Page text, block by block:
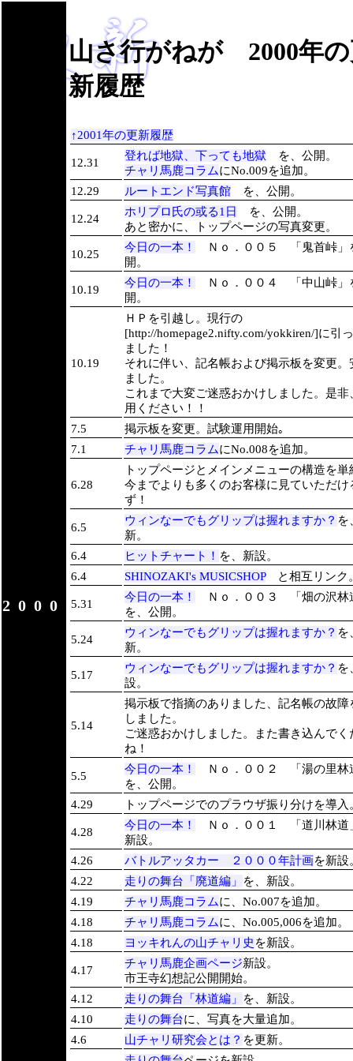
2000
山さ行がねが 2000年
新履歴
↑2001年の更新履歴
12.31
登れば地獄、下っても地獄 を、公開。
チャリ馬鹿コラムにNo.009を追加。
12.29
ルートエンド写真館 を、公開。
12.24
ホリプロ氏の或る1日
を、公開。
あと密かに、トップページの写真変更。
10.25
今日の一本！
Ｎｏ．００５ 「鬼首峠」
開。
10.19
今日の一本！
Ｎｏ．００４ 「中山峠」
開。
10.19
ＨＰを引越し。現行の
[http://homepage2.nifty.com/yokkiren/]に引
ました！
それに伴い、記名帳および掲示板を変更。
ました。
これまで大変ご迷惑おかけしました。是非
用ください！！
7.5
掲示板を変更。試験運用開始｡
7.1
チャリ馬鹿コラムにNo.008を追加。
6.28
トップページとメインメニューの構造を単
今までよりも多くのお客様に見ていただけ
ず！
6.5
ウィンなーでもグリップは握れますか？ を
新。
6.4
ヒットチャート！ を、新設。
6.4
SHINOZAKI's MUSICSHOPと相互リンク
5.31
今日の一本！
Ｎｏ．００３ 「畑の沢林
を、公開。
5.24
ウィンなーでもグリップは握れますか？ を
新。
5.17
ウィンなーでもグリップは握れますか？ を
設。
5.14
掲示板で指摘のありました、記名帳の故障
しました。
ご迷惑おかけしました。また書き込んでく
ね！
5.5
今日の一本！
Ｎｏ．００２ 「湯の里林
を、公開。
4.29
トップページでのプラウザ振り分けを導入
4.28
今日の一本！
Ｎｏ．００１ 「道川林道
新設。
4.26
バトルアッタカー ２０００年計画を新設
4.22
走りの舞台「廃道編」
を、新設。
4.19
チャリ馬鹿コラムに、No.007を追加。
4.18
チャリ馬鹿コラムに、No.005,006を追加。
4.18
ヨッキれんの山チャリ史 を新設。
4.17
チャリ馬鹿企画ページ新設。
市王寺幻想記公開開始。
4.12
走りの舞台「林道編」
を、新設。
4.10
走りの舞台に、写真を大量追加。
4.6
山チャリ研究会とは？ を更新。